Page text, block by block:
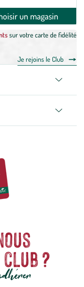
un magasin
sur votre carte de fidélité
Je rejoins le Club
?